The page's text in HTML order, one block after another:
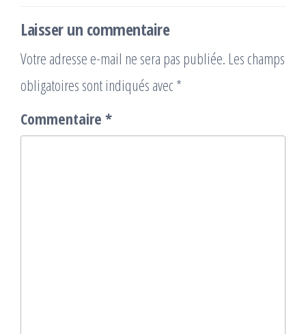
Laisser un commentaire
Votre adresse e-mail ne sera pas publiée. Les champs
obligatoires sont indiqués avec *
Commentaire *